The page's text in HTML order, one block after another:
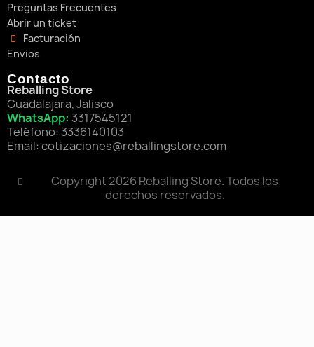
Preguntas Frecuentes
Abrir un ticket
Facturación
Envios
Contacto
Reballing Store
Guadalajara, Jalisco
WhatsApp: 3317545121
Teléfono: 3336140103
Email: cotizaciones@reballingstore.com
Copyright 2026 Reballing Store. Todos los
derechos reservados.
250 000 Esferas De Soldadura De 0.65mm Sn-Pb